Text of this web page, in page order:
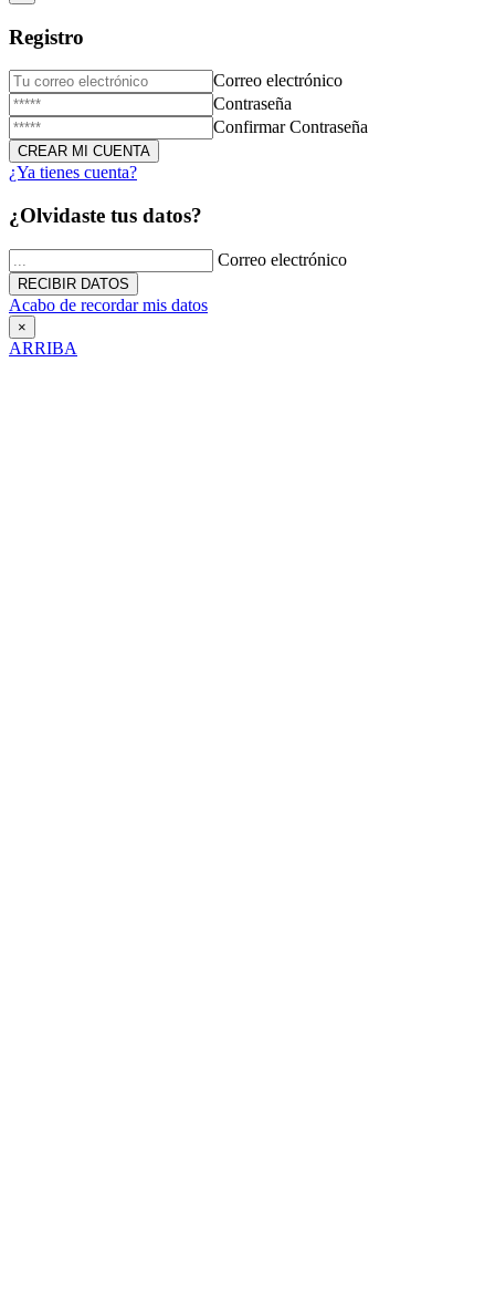
Triduo Virgen Milagrosa
27 de Noviembre de 2025
Registro
Correo electrónico
Contraseña
Confirmar Contraseña
¿Ya tienes cuenta?
¿Olvidaste tus datos?
Correo electrónico
Acabo de recordar mis datos
×
ARRIBA